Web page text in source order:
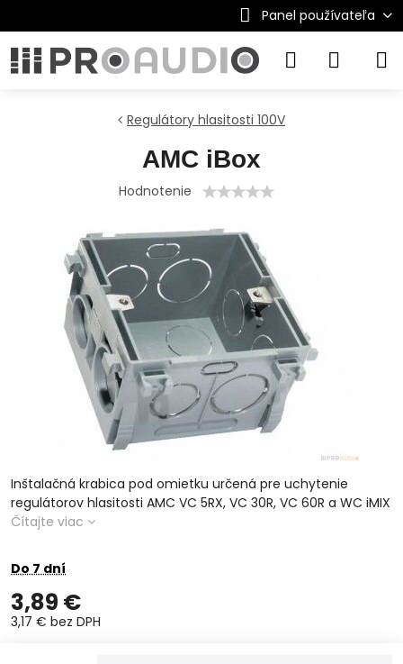
Panel používateľa
Regulátory hlasitosti 100V
AMC iBox
Hodnotenie
Inštalačná krabica pod omietku určená pre uchytenie
regulátorov hlasitosti AMC VC 5RX, VC 30R, VC 60R a WC iMIX
Čítajte viac
Do 7 dní
3,89 €
3,17 € bez DPH